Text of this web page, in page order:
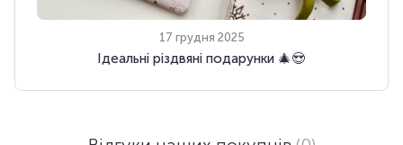
17 грудня 2025
Ідеальні різдвяні подарунки 🎄😍